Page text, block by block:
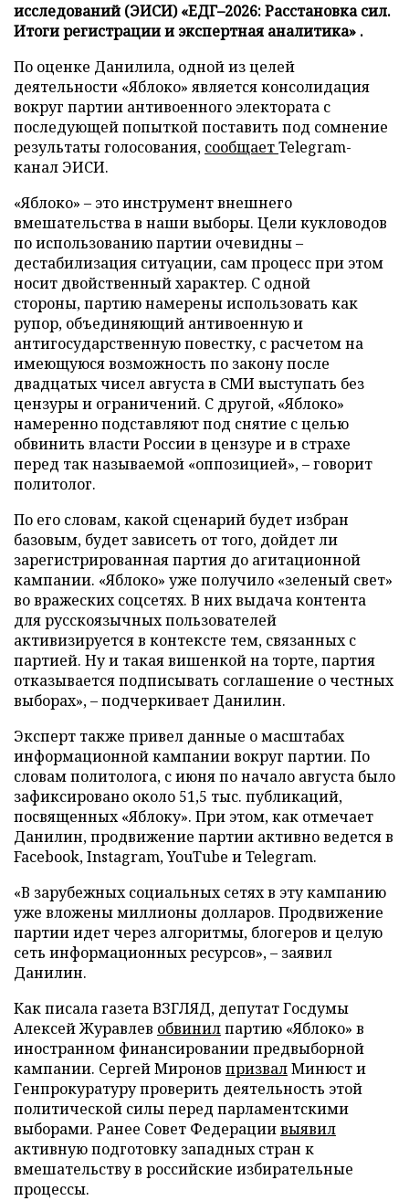
исследований (ЭИСИ) «ЕДГ–2026: Расстановка сил.
Итоги регистрации и экспертная аналитика» .
По оценке Данилила, одной из целей
деятельности «Яблоко» является консолидация
вокруг партии антивоенного электората с
последующей попыткой поставить под сомнение
результаты голосования, сообщаетTelegram-
канал ЭИСИ.
«Яблоко» – это инструмент внешнего
вмешательства в наши выборы. Цели кукловодов
по использованию партии очевидны –
дестабилизация ситуации, сам процесс при этом
носит двойственный характер. С одной
стороны, партию намерены использовать как
рупор, объединяющий антивоенную и
антигосударственную повестку, с расчетом на
имеющуюся возможность по закону после
двадцатых чисел августа в СМИ выступать без
цензуры и ограничений. С другой, «Яблоко»
намеренно подставляют под снятие с целью
обвинить власти России в цензуре и в страхе
перед так называемой «оппозицией», – говорит
политолог.
По его словам, какой сценарий будет избран
базовым, будет зависеть от того, дойдет ли
зарегистрированная партия до агитационной
кампании. «Яблоко» уже получило «зеленый свет»
во вражеских соцсетях. В них выдача контента
для русскоязычных пользователей
активизируется в контексте тем, связанных с
партией. Ну и такая вишенкой на торте, партия
отказывается подписывать соглашение о честных
выборах», – подчеркивает Данилин.
Эксперт также привел данные о масштабах
информационной кампании вокруг партии. По
словам политолога, с июня по начало августа было
зафиксировано около 51,5 тыс. публикаций,
посвященных «Яблоку». При этом, как отмечает
Данилин, продвижение партии активно ведется в
Facebook, Instagram, YouTube и Telegram.
«В зарубежных социальных сетях в эту кампанию
уже вложены миллионы долларов. Продвижение
партии идет через алгоритмы, блогеров и целую
сеть информационных ресурсов», – заявил
Данилин.
Как писала газета ВЗГЛЯД, депутат Госдумы
Алексей Журавлев обвинилпартию «Яблоко» в
иностранном финансировании предвыборной
кампании. Сергей Миронов призвалМинюст и
Генпрокуратуру проверить деятельность этой
политической силы перед парламентскими
выборами. Ранее Совет Федерациивыявил
активную подготовку западных стран к
вмешательству в российские избирательные
процессы.